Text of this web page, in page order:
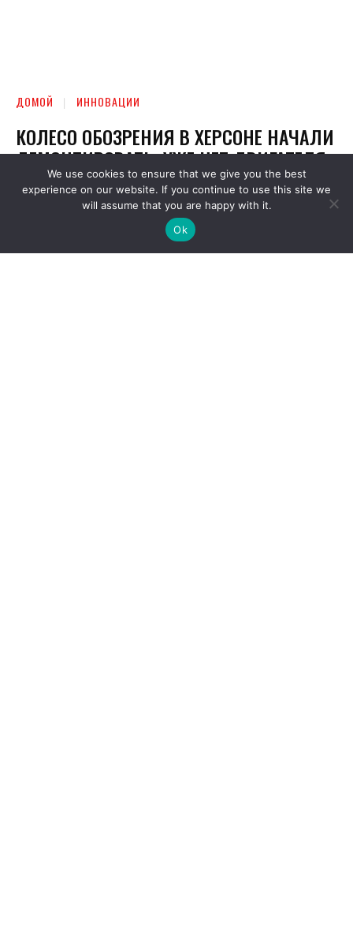
We use cookies to ensure that we give you the best
experience on our website. If you continue to use this site we
will assume that you are happy with it.
Ok